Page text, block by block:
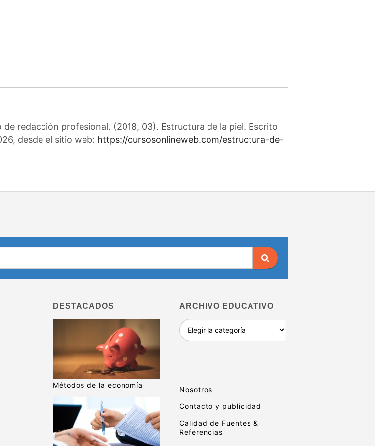
de redacción profesional. (2018, 03). Estructura de la piel. Escrito
desde el sitio web: https://cursosonlineweb.com/estructura-de-
DESTACADOS
Métodos de la economía
ARCHIVO EDUCATIVO
Archivo
educativo
Nosotros
Contacto y publicidad
Calidad de Fuentes &
Referencias